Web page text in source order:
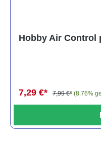
Hobby Air Control
7,29 €* 7,99 €* (8.76%